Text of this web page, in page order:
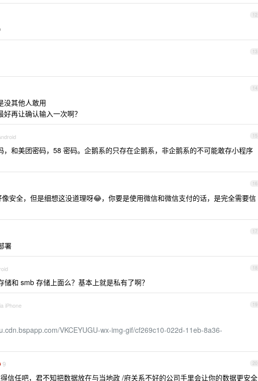
12
13
14
没其他人敢用
再让确认输入一次啊？
15
，和美团密码，58 密码。企鹅系的只存在企鹅系，非企鹅系的不可能敢存小程序
16
安全，但是细想这没道理呀😂，你要是使用微信和微信支付的话，是完全需要信
17
署
18
和 smb 存储上面么？基本上就是私有了啊？
19
iPhone
VKCEYUGU-wx-img-gif/cf269c10-022d-11eb-8a36-
20
9
信任吧，君不知把数据放在与当地政 /府关系不好的公司手里会让你的数据更安全